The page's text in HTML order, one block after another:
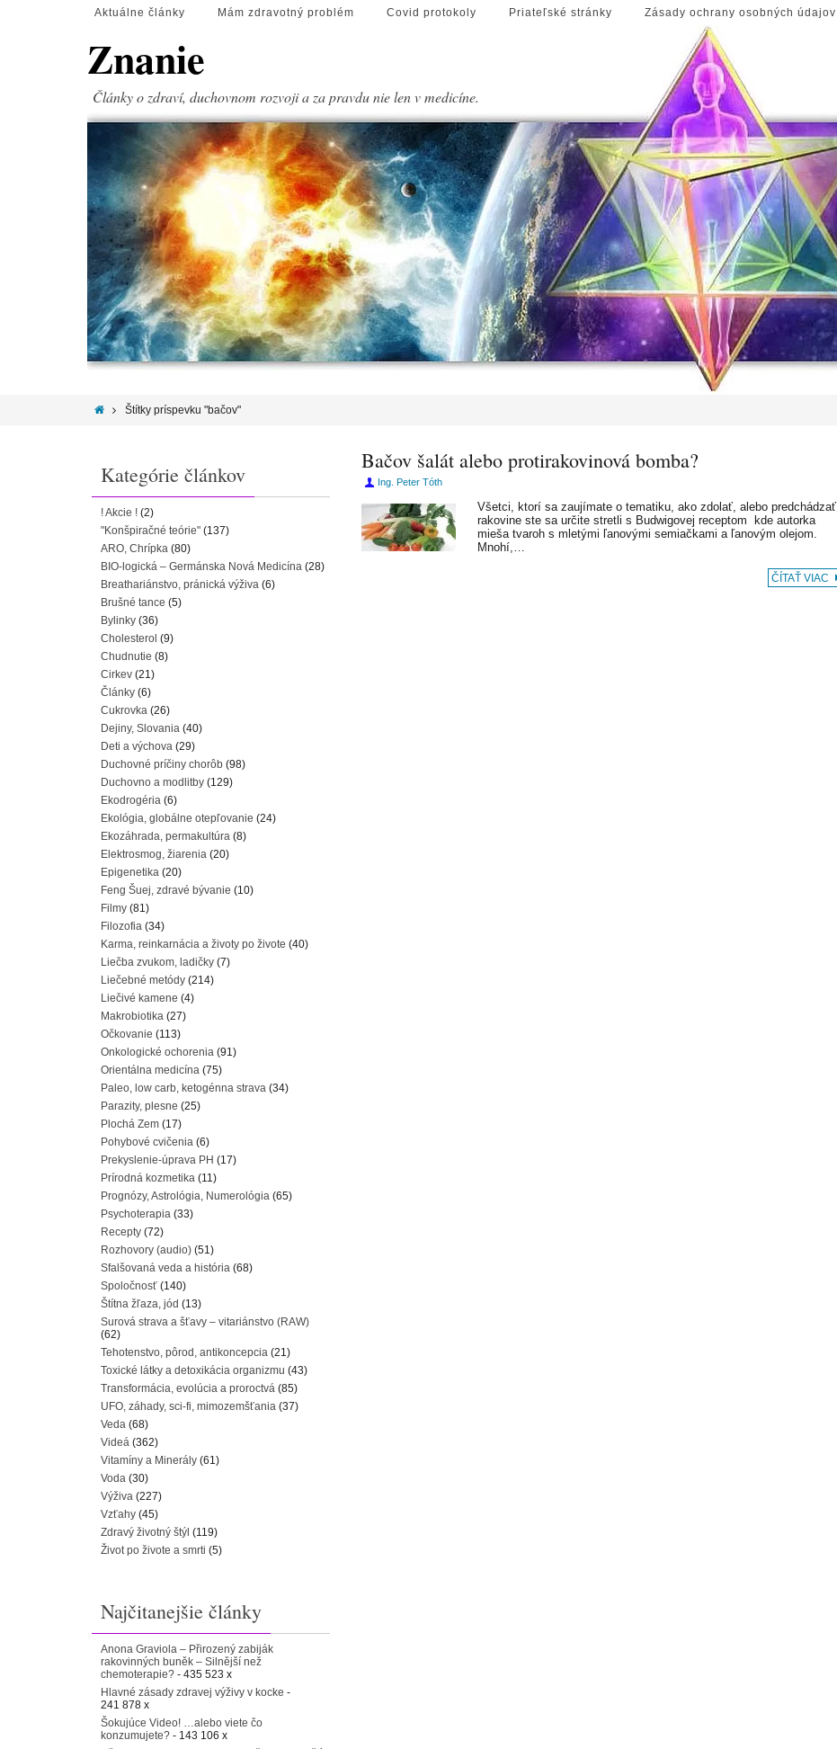
Aktuálne články Mám zdravotný problém Covid protokoly Priateľské stránky Zásady ochrany osobných údajov
Znanie
Články o zdraví, duchovnom rozvoji a za pravdu nie len v medicíne.
Štítky príspevku "bačov"
Bačov šalát alebo protirakovinová bomba?
Ing. Peter Tóth
Všetci, ktorí sa zaujímate o tematiku, ako zdolať, alebo predchádzať
rakovine ste sa určite stretli s Budwigovej receptom kde autorka
mieša tvaroh s mletými ľanovými semiačkami a ľanovým olejom.
Mnohí,…
ČÍTAŤ VIAC
Kategórie článkov
! Akcie ! (2)
"Konšpiračné teórie" (137)
ARO, Chrípka (80)
BIO-logická – Germánska Nová Medicína (28)
Breathariánstvo, pránická výživa (6)
Brušné tance (5)
Bylinky (36)
Cholesterol (9)
Chudnutie (8)
Cirkev (21)
Články (6)
Cukrovka (26)
Dejiny, Slovania (40)
Deti a výchova (29)
Duchovné príčiny chorôb (98)
Duchovno a modlitby (129)
Ekodrogéria (6)
Ekológia, globálne otepľovanie (24)
Ekozáhrada, permakultúra (8)
Elektrosmog, žiarenia (20)
Epigenetika (20)
Feng Šuej, zdravé bývanie (10)
Filmy (81)
Filozofia (34)
Karma, reinkarnácia a životy po živote (40)
Liečba zvukom, ladičky (7)
Liečebné metódy (214)
Liečivé kamene (4)
Makrobiotika (27)
Očkovanie (113)
Onkologické ochorenia (91)
Orientálna medicína (75)
Paleo, low carb, ketogénna strava (34)
Parazity, plesne (25)
Plochá Zem (17)
Pohybové cvičenia (6)
Prekyslenie-úprava PH (17)
Prírodná kozmetika (11)
Prognózy, Astrológia, Numerológia (65)
Psychoterapia (33)
Recepty (72)
Rozhovory (audio) (51)
Sfalšovaná veda a história (68)
Spoločnosť (140)
Štítna žľaza, jód (13)
Surová strava a šťavy – vitariánstvo (RAW)
(62)
Tehotenstvo, pôrod, antikoncepcia (21)
Toxické látky a detoxikácia organizmu (43)
Transformácia, evolúcia a proroctvá (85)
UFO, záhady, sci-fi, mimozemšťania (37)
Veda (68)
Videá (362)
Vitamíny a Minerály (61)
Voda (30)
Výživa (227)
Vzťahy (45)
Zdravý životný štýl (119)
Život po živote a smrti (5)
Najčitanejšie články
Anona Graviola – Přirozený zabiják
rakovinných buněk – Silnější než
chemoterapie? - 435 523 x
Hlavné zásady zdravej výživy v kocke -
241 878 x
Šokujúce Video! …alebo viete čo
konzumujete? - 143 106 x